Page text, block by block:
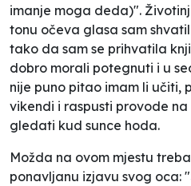
imanje moga deda)".
tonu očeva glasa sam
tako da sam se prihvatila
dobro morali potegnuti i u
nije puno pitao imam li učiti,
vikendi i raspusti provode
gledati kud sunce hoda.
Možda na ovom mjestu
ponavljanu izjavu svog oca: